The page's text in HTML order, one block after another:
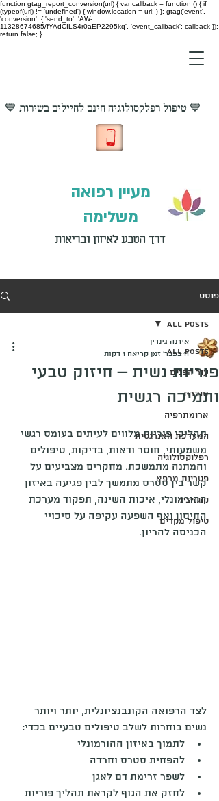
function gtag_report_conversion(url) { var callback = function () { if
(typeof(url) != 'undefined') { window.location = url; } }; gtag('event',
'conversion', { 'send_to': 'AW-
11328674685/fYAdCILS4r0aEP2295kq', 'event_callback': callback });
return false; }
💙 טיפול רפלקסולוגיה חינם לחיילים בשירות 💙
מעיין רפואה
משלימה
דרך הטבע לאיזון ובריאות
פוסט
All Posts
עור הפנים
סוכרת
ארומתרפיה
המערכת האנרגטית
רפלוקסולוגיה
פטריות מרפא
קוגניציה
טיפול מקדים
All Posts
פוריות נשית – חיזוק טבעי
ותמיכה רגשית
אירנה גינדין
11 בפבר׳
זמן קריאה 1 דקות
תהליכי פוריות מלווים לעיתים בעומס רגשי
משמעותי, חוסר ודאות, בדיקות, טיפולים
והמתנה מתמשכת. מחקרים מצביעים על
קשר בין סטרס מתמשך לבין פגיעה באיזון
ההורמונלי, איכות השינה, תפקוד מערכת
החיסון ואף השפעה עקיפה על סיכויי
הכניסה להריון.
לצד הרפואה הקונבנציונלית, יותר ויותר
נשים בוחרות לשלב טיפולים טבעיים בכדי:
לתמוך באיזון ההורמונלי
להפחית סטרס וחרדה
לשפר זרימת דם לאגן
לחזק את הגוף לקראת תהליך פוריות